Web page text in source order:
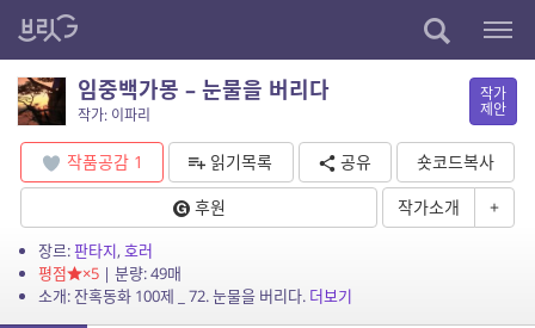
임중백가몽 – 눈물을 버리다
작가: 이파리
작가
제안
작품공감 1 읽기목록 공유
숏코드복사
후원
작가소개 +
장르:판타지,호러
평점
×5| 분량: 49매
소개: 잔혹동화 100제 _ 72. 눈물을 버리다. 더보기